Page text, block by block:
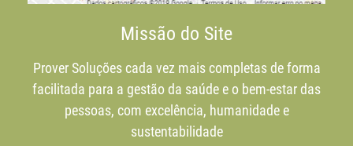
Missão do Site
Prover Soluções cada vez mais completas de forma
facilitada para a gestão da saúde e o bem-estar das
pessoas, com excelência, humanidade e
sustentabilidade